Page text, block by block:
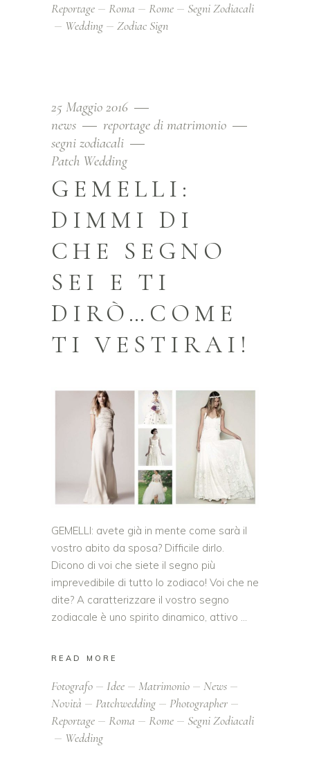
Reportage
Roma Rome
Segni Zodiacali
Wedding
Zodiac Sign
25 Maggio 2016
news
reportage di matrimonio
segni zodiacali
Patch Wedding
GEMELLI:
DIMMI DI
CHE SEGNO
SEI E TI
DIRÒ…COME
TI VESTIRAI!
GEMELLI: avete già in mente come sarà il
vostro abito da sposa? Difficile dirlo.
Dicono di voi che siete il segno più
imprevedibile di tutto lo zodiaco! Voi che ne
dite? A caratterizzare il vostro segno
zodiacale è uno spirito dinamico, attivo
READ MORE
Fotografo Idee Matrimonio
News
Novità
Patchwedding
Photographer
Reportage
Roma Rome
Segni Zodiacali
Wedding